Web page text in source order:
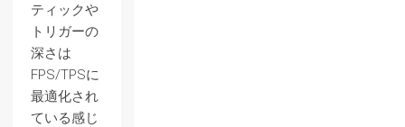
ティックや
トリガーの
深さは
FPS/TPSに
最適化され
ている感じ